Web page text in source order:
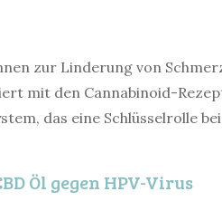
zur Linderung von
mit den Cannabinoid-
das eine Schlüsselrolle
Öl gegen HPV-Virus